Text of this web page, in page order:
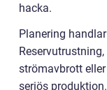
hacka.
Planering
strömavbrott
seriös